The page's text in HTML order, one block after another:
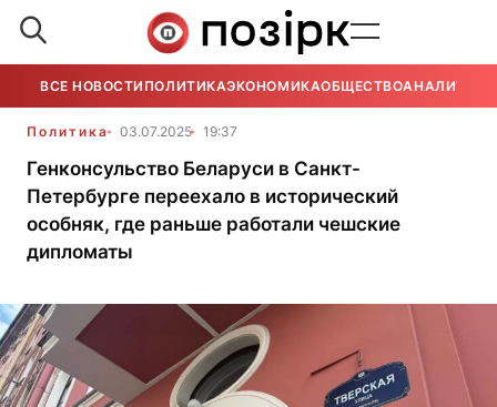
ВСЕ НОВОСТИ ПОЛИТИКАЭКОНОМИКАОБЩЕСТВОАНАЛИТИКА
Политика 03.07.2025 19:37
Генконсульство Беларуси в Санкт-
Петербурге переехало в исторический
особняк, где раньше работали чешские
дипломаты